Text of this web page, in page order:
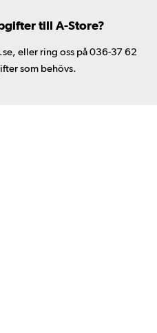
till A-Store?
eller ring oss på 036-37 62
som behövs.